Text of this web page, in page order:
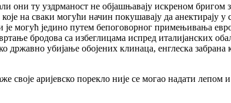
ту уздрманост не објашњавају искреном бригом
на сваки могући начин покушавају да анектирају у
могућ једино путем бепоговорног примењивања
бродова са избеглицама испред италијанских
убијање обојених клинаца, енглеска
своје аријевско порекло није се могао надати